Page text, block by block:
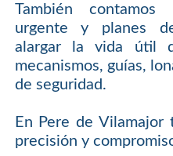
También
urgente y planes
alargar la vida útil
mecanismos, guías,
de seguridad.
En Pere de Vilamajor
precisión y